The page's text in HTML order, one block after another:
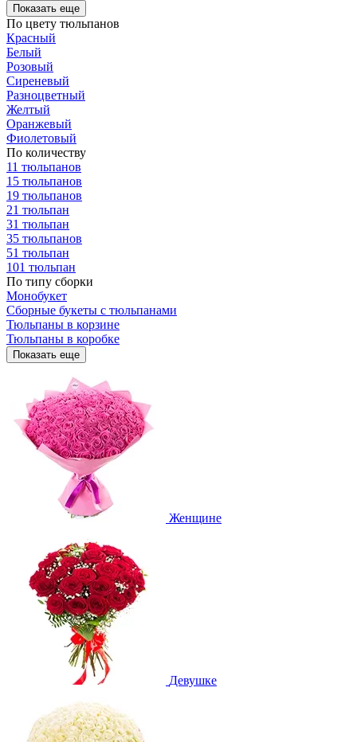
Показать еще
По цвету тюльпанов
Красный
Белый
Розовый
Сиреневый
Разноцветный
Желтый
Оранжевый
Фиолетовый
По количеству
11 тюльпанов
15 тюльпанов
19 тюльпанов
21 тюльпан
31 тюльпан
35 тюльпанов
51 тюльпан
101 тюльпан
По типу сборки
Монобукет
Сборные букеты с тюльпанами
Тюльпаны в корзине
Тюльпаны в коробке
Показать еще
Женщине
Девушке